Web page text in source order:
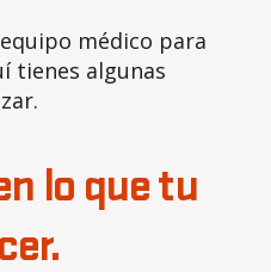
médico para
tienes algunas
lo que tu